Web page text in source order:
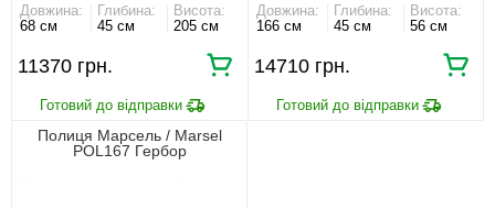
Довжина:
68 см
Глибина:
45 см
Висота:
205 см
11370 грн.
Довжина:
166 см
Глибина:
45 см
Висота:
56 см
14710 грн.
Полиця Марсель / Marsel
POL167 Гербор